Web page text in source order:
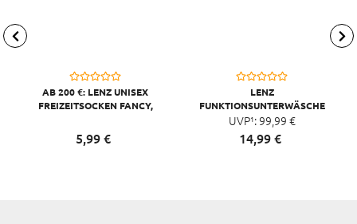
AB 200 €: LENZ UNISEX
FREIZEITSOCKEN FANCY,
5,99€
LENZ
FUNKTIONSUNTERWÄSCHE
HANSI RESI SKI
SNOWBOWARD BERUF
UVP¹: 99,99 €
14,99 €